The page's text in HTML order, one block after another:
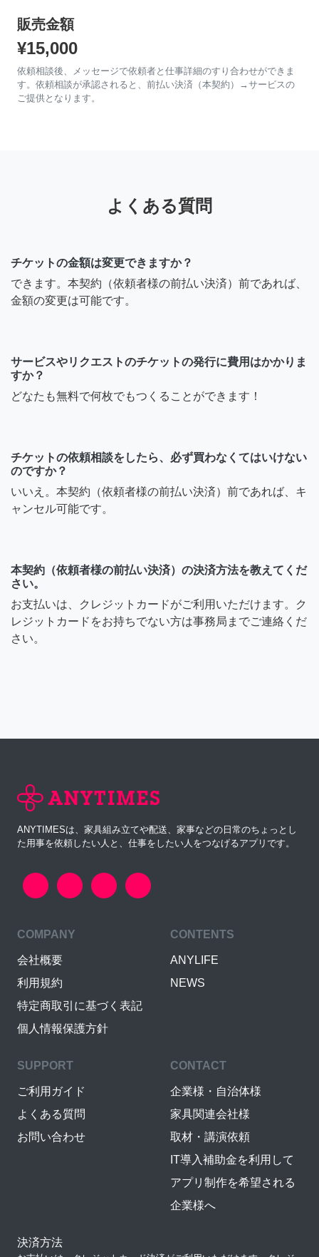
販売金額
¥15,000
依頼相談後、メッセージで依頼者と仕事詳細のすり合わせができま
す。依頼相談が承認されると、前払い決済（本契約）→サービスの
ご提供となります。
よくある質問
チケットの金額は変更できますか？
できます。本契約（依頼者様の前払い決済）前であれば、
金額の変更は可能です。
サービスやリクエストのチケットの発行に費用はかかりま
すか？
どなたも無料で何枚でもつくることができます！
チケットの依頼相談をしたら、必ず買わなくてはいけない
のですか？
いいえ。本契約（依頼者様の前払い決済）前であれば、キ
ャンセル可能です。
本契約（依頼者様の前払い決済）の決済方法を教えてくだ
さい。
お支払いは、クレジットカードがご利用いただけます。ク
レジットカードをお持ちでない方は事務局までご連絡くだ
さい。
ANYTIMESは、家具組み立てや配送、家事などの日常のちょっとし
た用事を依頼したい人と、仕事をしたい人をつなげるアプリです。
COMPANY
会社概要
利用規約
特定商取引に基づく表記
個人情報保護方針
CONTENTS
ANYLIFE
NEWS
SUPPORT
ご利用ガイド
よくある質問
お問い合わせ
CONTACT
企業様・自治体様
家具関連会社様
取材・講演依頼
IT導入補助金を利用して
アプリ制作を希望される
企業様へ
決済方法